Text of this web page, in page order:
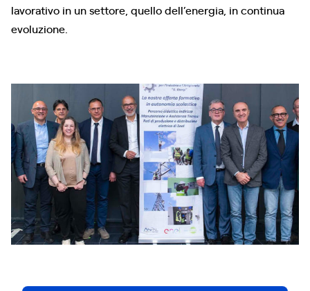
lavorativo in un settore, quello dell’energia, in continua
evoluzione.